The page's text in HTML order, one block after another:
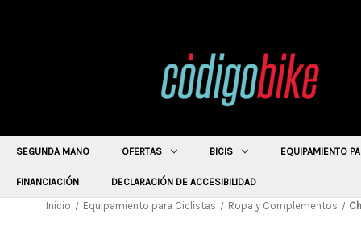
SEGUNDA MANO OFERTAS BICIS EQUIPAMIENTO
FINANCIACIÓN DECLARACIÓN DE ACCESIBILIDAD
Inicio Equipamiento para Ciclistas Ropa y Complementos